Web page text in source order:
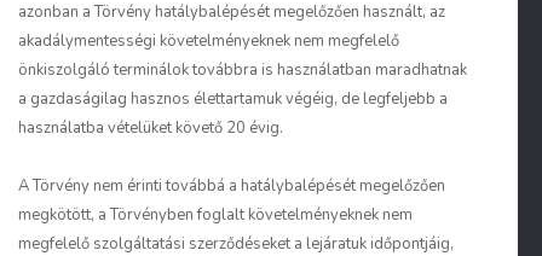
azonban a Törvény hatálybalépését megelőzően használt, az
akadálymentességi követelményeknek nem megfelelő
önkiszolgáló terminálok továbbra is használatban maradhatnak
a gazdaságilag hasznos élettartamuk végéig, de legfeljebb a
használatba vételüket követő 20 évig.
A Törvény nem érinti továbbá a hatálybalépését megelőzően
megkötött, a Törvényben foglalt követelményeknek nem
megfelelő szolgáltatási szerződéseket a lejáratuk időpontjáig,